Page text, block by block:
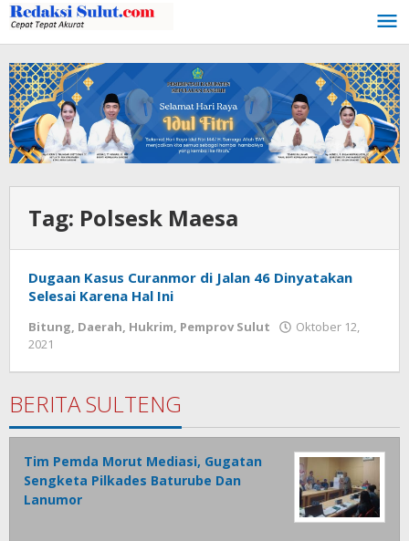
Lewati
ke
konten
Tag: Polsesk Maesa
Dugaan Kasus Curanmor di Jalan 46 Dinyatakan
Selesai Karena Hal Ini
Bitung, Daerah, Hukrim, Pemprov Sulut
Oktober 12,
2021
BERITA SULTENG
Tim Pemda Morut Mediasi, Gugatan
Sengketa Pilkades Baturube Dan
Lanumor